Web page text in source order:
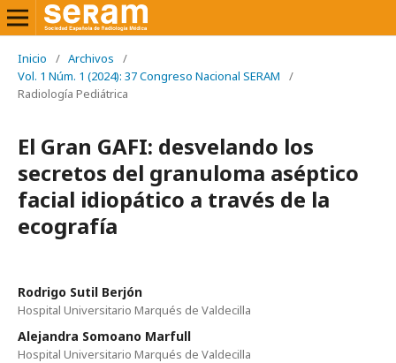
Inicio / Archivos
/
Vol. 1 Núm. 1 (2024): 37 Congreso Nacional SERAM
/
Radiología Pediátrica
El Gran GAFI: desvelando los
secretos del granuloma aséptico
facial idiopático a través de la
ecografía
Rodrigo Sutil Berjón
Hospital Universitario Marqués de Valdecilla
Alejandra Somoano Marfull
Hospital Universitario Marqués de Valdecilla